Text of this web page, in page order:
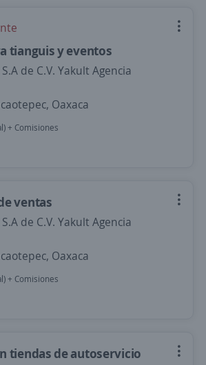
tianguis y eventos
S.A de C.V. Yakult Agencia
Oaxaca
+ Comisiones
ventas
S.A de C.V. Yakult Agencia
Oaxaca
+ Comisiones
tiendas de autoservicio